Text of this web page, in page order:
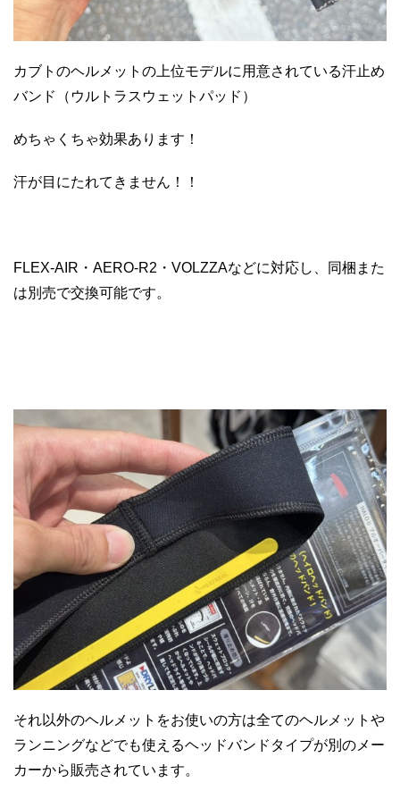
カブトのヘルメットの上位モデルに用意されている汗止め
バンド（ウルトラスウェットパッド）
めちゃくちゃ効果あります！
汗が目にたれてきません！！
FLEX-AIR・AERO-R2・VOLZZAなどに対応し、同梱また
は別売で交換可能です。
それ以外のヘルメットをお使いの方は全てのヘルメットや
ランニングなどでも使えるヘッドバンドタイプが別のメー
カーから販売されています。